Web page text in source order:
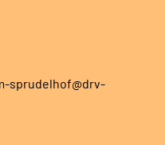
sprudelhof@drv-